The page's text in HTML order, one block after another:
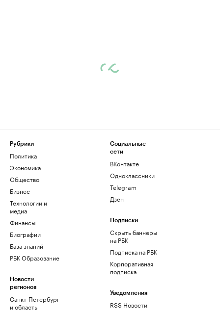
Рубрики
Политика
Экономика
Общество
Бизнес
Технологии и
медиа
Финансы
Биографии
База знаний
РБК Образование
Новости
регионов
Санкт-Петербург
и область
Социальные
сети
ВКонтакте
Одноклассники
Telegram
Дзен
Подписки
Скрыть баннеры
на РБК
Подписка на РБК
Корпоративная
подписка
Уведомления
RSS Новости